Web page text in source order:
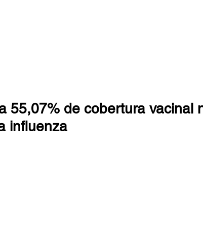
55,07% de cobertura vacinal
influenza